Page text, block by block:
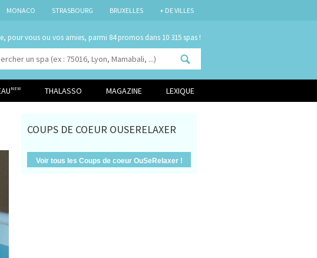
MONACO STRASBOURG BRUXELLES + DE VILLES
pour vous ou vos amies, parmi dans 10 315 spas !
NEW THALASSO MAGAZINE LEXIQUE
COUPS DE COEUR OUSERELAXER
Voir tous les Coups de coeur OuSeRelaxer !